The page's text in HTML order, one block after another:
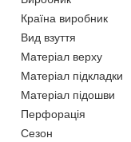
Країна виробник
Вид взуття
Матеріал верху
Матеріал підкладки
Матеріал підошви
Перфорація
Сезон